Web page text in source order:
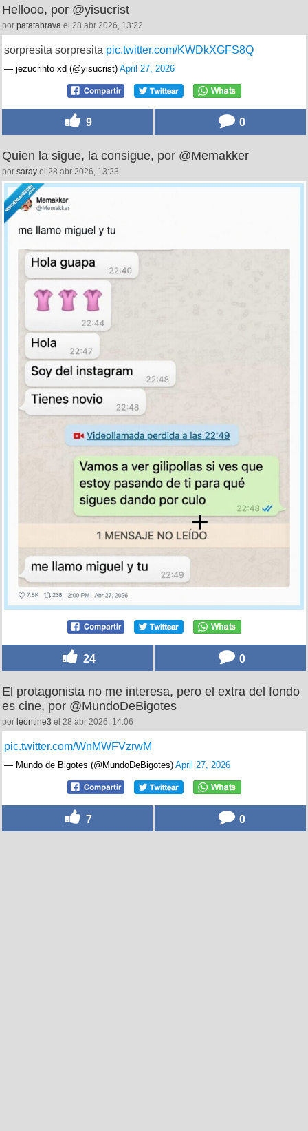
Hellooo, por @yisucrist
por patatabrava el 28 abr 2026, 13:22
sorpresita sorpresita pic.twitter.com/KWDkXGFS8Q
— jezucrihto xd (@yisucrist) April 27, 2026
9 0
Quien la sigue, la consigue, por @Memakker
por saray el 28 abr 2026, 13:23
24 0
El protagonista no me interesa, pero el extra del fondo
es cine, por @MundoDeBigotes
por leontine3 el 28 abr 2026, 14:06
pic.twitter.com/WnMWFVzrwM
— Mundo de Bigotes (@MundoDeBigotes) April 27, 2026
7 0